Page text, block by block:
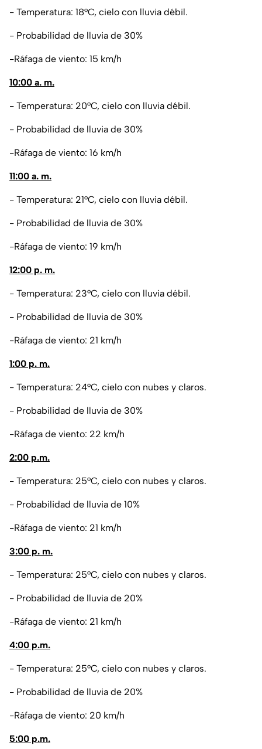
- Temperatura: 18°C, cielo con lluvia débil.
- Probabilidad de lluvia de 30%
-Ráfaga de viento: 15 km/h
10:00 a. m.
- Temperatura: 20°C, cielo con lluvia débil.
- Probabilidad de lluvia de 30%
-Ráfaga de viento: 16 km/h
11:00 a. m.
- Temperatura: 21°C, cielo con lluvia débil.
- Probabilidad de lluvia de 30%
-Ráfaga de viento: 19 km/h
12:00 p. m.
- Temperatura: 23°C, cielo con lluvia débil.
- Probabilidad de lluvia de 30%
-Ráfaga de viento: 21 km/h
1:00 p. m.
- Temperatura: 24°C, cielo con nubes y claros.
- Probabilidad de lluvia de 30%
-Ráfaga de viento: 22 km/h
2:00 p.m.
- Temperatura: 25°C, cielo con nubes y claros.
- Probabilidad de lluvia de 10%
-Ráfaga de viento: 21 km/h
3:00 p. m.
- Temperatura: 25°C, cielo con nubes y claros.
- Probabilidad de lluvia de 20%
-Ráfaga de viento: 21 km/h
4:00 p.m.
- Temperatura: 25°C, cielo con nubes y claros.
- Probabilidad de lluvia de 20%
-Ráfaga de viento: 20 km/h
5:00 p.m.